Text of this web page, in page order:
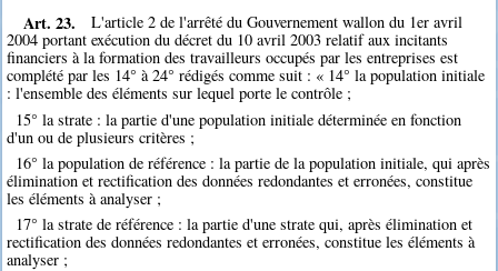
Art. 23.
L'article 2 de l'arrêté du Gouvernement wallon du 1er avril
2004 portant exécution du décret du 10 avril 2003 relatif aux incitants
financiers à la formation des travailleurs occupés par les entreprises est
complété par les 14° à 24° rédigés comme suit : « 14° la population initiale
: l'ensemble des éléments sur lequel porte le contrôle ;
15° la strate : la partie d'une population initiale déterminée en fonction
d'un ou de plusieurs critères ;
16° la population de référence : la partie de la population initiale, qui après
élimination et rectification des données redondantes et erronées, constitue
les éléments à analyser ;
17° la strate de référence : la partie d'une strate qui, après élimination et
rectification des données redondantes et erronées, constitue les éléments à
analyser ;